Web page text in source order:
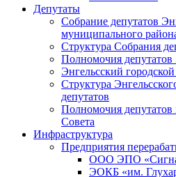
Депутаты
Собрание депутатов
муниципального
Структура Собрания
Полномочия
Энгельсский
Структура
депутатов
Полномочия депутатов
Совета
Инфраструктура
Предприятия
ООО ЭПО
ЭОКБ «им.